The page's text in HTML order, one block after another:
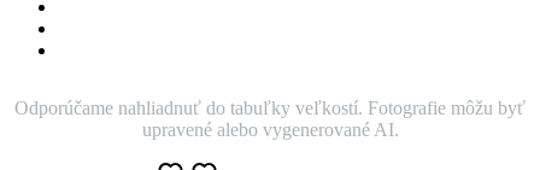
Odporúčame nahliadnuť do tabuľky veľkostí. Fotografie môžu byť
upravené alebo vygenerované AI.